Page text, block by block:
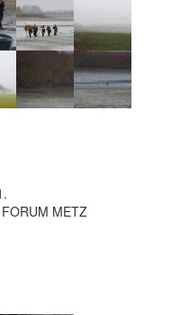
METZ